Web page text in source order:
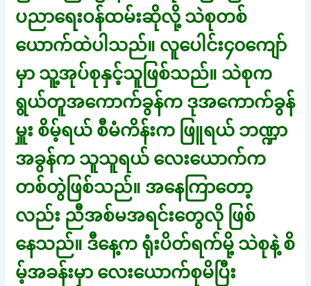
ပညာရေးဝန်ထမ်းဆိုလို့ သဲစုတစ်
ယောက်ထဲပါသည်။ လူပေါင်း၄၀ကျော်
မှာ သူ့အုပ်စုနှင့်သူဖြစ်သည်။ သဲစုက
ရွယ်တူအကောက်ခွန်က ဒုအကောက်ခွန်
မှူး စိမ့်ရယ် စီမံကိန်းက ဖြူရယ် ဘဏ္ဍာ
အခွန်က သူသူရယ် လေးယောက်က
တစ်တွဲဖြစ်သည်။ အနေကြာတော့
လည်း ညီအစ်မအရင်းတွေလို ဖြစ်
နေသည်။ ဒီနေ့က ရုံးပိတ်ရက်မို့ သဲစုနဲ့ စိ
မ့်အခန်းမှာ လေးယောက်စုမိပြီး